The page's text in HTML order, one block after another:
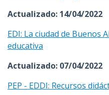
Actualizado: 14/04/2022
EDI: La ciudad de Buenos
educativa
Actualizado: 07/04/2022
PEP - EDDI: Recursos